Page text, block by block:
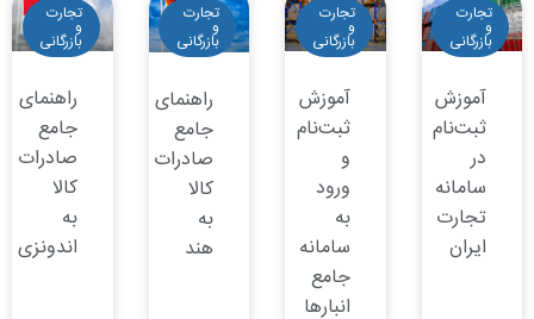
تجارت
و
بازرگانی
آموزش
ثبت‌نام
در
سامانه
تجارت
ایران
تجارت
و
بازرگانی
آموزش
ثبت‌نام
و
ورود
به
سامانه
جامع
انبارها
تجارت
و
بازرگانی
راهنمای
جامع
صادرات
کالا
به
هند
تجارت
و
بازرگانی
راهنمای
جامع
صادرات
کالا
به
اندونزی